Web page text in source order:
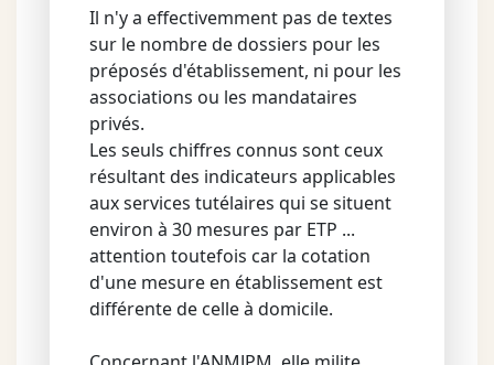
Il n'y a effectivemment pas de textes
sur le nombre de dossiers pour les
préposés d'établissement, ni pour les
associations ou les mandataires
privés.
Les seuls chiffres connus sont ceux
résultant des indicateurs applicables
aux services tutélaires qui se situent
environ à 30 mesures par ETP ...
attention toutefois car la cotation
d'une mesure en établissement est
différente de celle à domicile.